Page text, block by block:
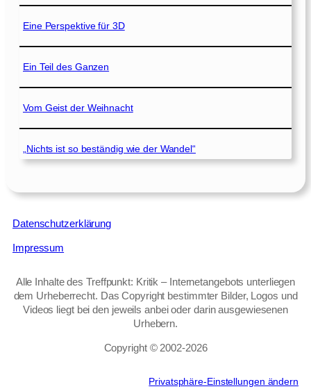
Eine Perspektive für 3D
Ein Teil des Ganzen
Vom Geist der Weihnacht
„Nichts ist so beständig wie der Wandel“
Datenschutzerklärung
Impressum
Alle Inhalte des Treffpunkt: Kritik – Internetangebots unterliegen
dem Urheberrecht. Das Copyright bestimmter Bilder, Logos und
Videos liegt bei den jeweils anbei oder darin ausgewiesenen
Urhebern.
Copyright © 2002‑2026
Privatsphäre-Einstellungen ändern